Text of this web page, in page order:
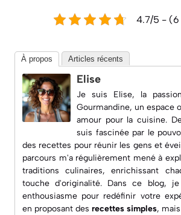
4.7/5 - (6
À propos Articles récents
Elise
Je suis Elise, la
Gourmandine, un espace
amour pour la cuisine.
suis fascinée par le
des recettes pour réunir les gens et
parcours m'a régulièrement mené à
traditions culinaires, enrichissant
touche d'originalité. Dans ce blog,
enthousiasme pour redéfinir votre
en proposant des recettes simples,